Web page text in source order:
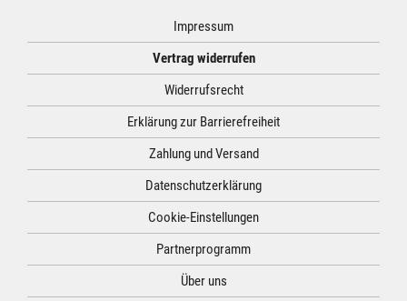
Impressum
Vertrag widerrufen
Widerrufsrecht
Erklärung zur Barrierefreiheit
Zahlung und Versand
Datenschutzerklärung
Cookie-Einstellungen
Partnerprogramm
Über uns